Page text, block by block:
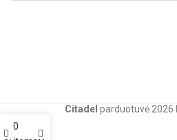
Citadel parduotuvė 2026
0